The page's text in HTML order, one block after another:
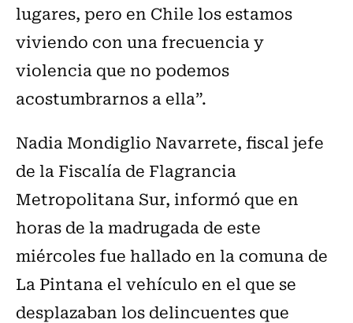
lugares, pero en Chile los estamos
viviendo con una frecuencia y
violencia que no podemos
acostumbrarnos a ella”.
Nadia Mondiglio Navarrete, fiscal jefe
de la Fiscalía de Flagrancia
Metropolitana Sur, informó que en
horas de la madrugada de este
miércoles fue hallado en la comuna de
La Pintana el vehículo en el que se
desplazaban los delincuentes que